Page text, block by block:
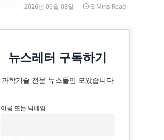
2026년 06월 08일 3 Mins Read
뉴스레터 구독하기
과학기술 전문 뉴스들만 모았습니다
이름 또는 닉네임